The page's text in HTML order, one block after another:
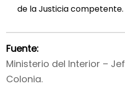
de la Justicia competente.
Fuente:
Ministerio del Interior –
Colonia.